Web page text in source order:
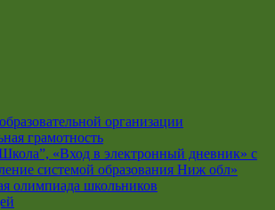
организации
грамотность
«Вход в электронный дневник» с
системой образования Ниж обл»
олимпиада школьников